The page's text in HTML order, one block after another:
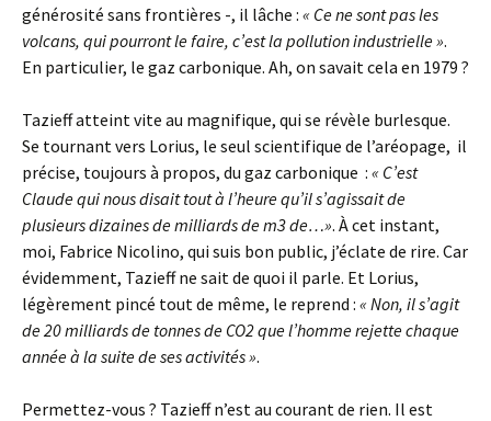
générosité sans frontières -, il lâche : « Ce ne sont pas les
volcans, qui pourront le faire, c’est la pollution industrielle ».
En particulier, le gaz carbonique. Ah, on savait cela en 1979 ?
Tazieff atteint vite au magnifique, qui se révèle burlesque.
Se tournant vers Lorius, le seul scientifique de l’aréopage, il
précise, toujours à propos, du gaz carbonique : « C’est
Claude qui nous disait tout à l’heure qu’il s’agissait de
plusieurs dizaines de milliards de m3 de…». À cet instant,
moi, Fabrice Nicolino, qui suis bon public, j’éclate de rire. Car
évidemment, Tazieff ne sait de quoi il parle. Et Lorius,
légèrement pincé tout de même, le reprend : « Non, il s’agit
de 20 milliards de tonnes de CO2 que l’homme rejette chaque
année à la suite de ses activités ».
Permettez-vous ? Tazieff n’est au courant de rien. Il est